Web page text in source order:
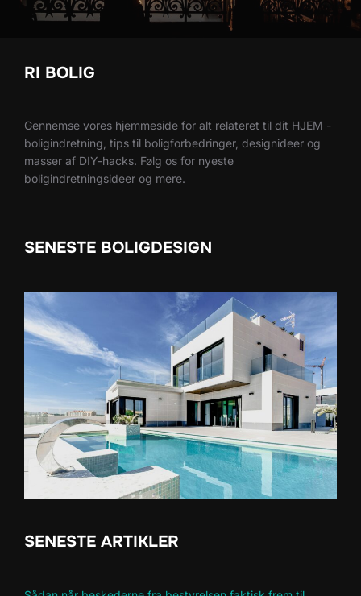
RI BOLIG
Gennemse vores hjemmeside for alt relateret til dit HJEM -
boligindretning, tips til boligforbedringer, designideer og
masser af DIY-hacks. Følg os for nyeste
boligindretningsideer og mere.
SENESTE BOLIGDESIGN
SENESTE ARTIKLER